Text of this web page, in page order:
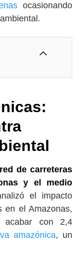
ocasionando
de carreteras
y el medio
el impacto
en el Amazonas,
acabar con 2,4
amazónica, un